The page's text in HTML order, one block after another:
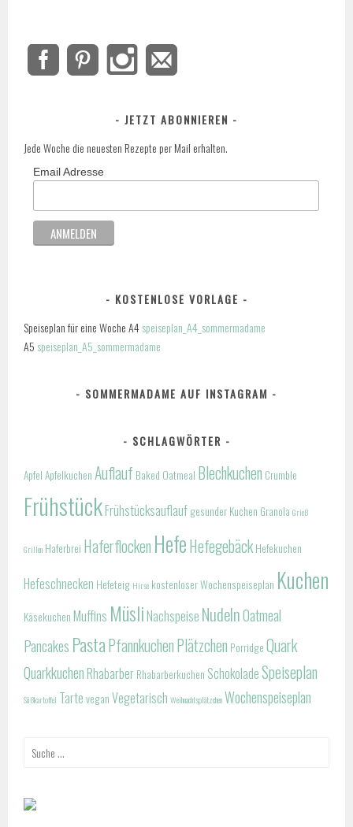
JETZT ABONNIEREN
Jede Woche die neuesten Rezepte per Mail erhalten.
Email Adresse
KOSTENLOSE VORLAGE
Speiseplan für eine Woche A4speiseplan_A4_sommermadame
A5 speiseplan_A5_sommermadame
SOMMERMADAME AUF INSTAGRAM
SCHLAGWÖRTER
Apfel Apfelkuchen Auflauf Baked Oatmeal Blechkuchen Crumble
FrühstückFrühstücksauflauf gesunder Kuchen Granola Grieß
Grillen Haferbrei Haferflocken HefeHefegebäck Hefekuchen
Hefeschnecken Hefeteig Hirse kostenloser Wochenspeiseplan Kuchen
Käsekuchen Muffins Müsli Nachspeise NudelnOatmeal
Pancakes PastaPfannkuchenPlätzchen Porridge Quark
Quarkkuchen Rhabarber Rhabarberkuchen SchokoladeSpeiseplan
Süßkartoffel Tarte vegan Vegetarisch Weihnachtsplätzchen Wochenspeiseplan
Suche